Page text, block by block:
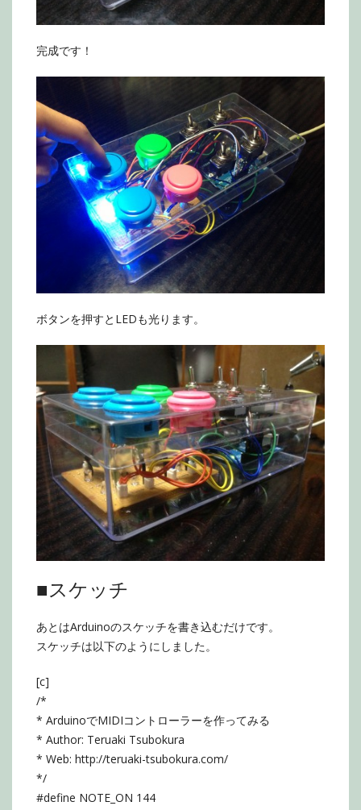
完成です！
ボタンを押すとLEDも光ります。
■スケッチ
あとはArduinoのスケッチを書き込むだけです。
スケッチは以下のようにしました。
[c]
/*
* ArduinoでMIDIコントローラーを作ってみる
* Author: Teruaki Tsubokura
* Web: http://teruaki-tsubokura.com/
*/
#define NOTE_ON 144